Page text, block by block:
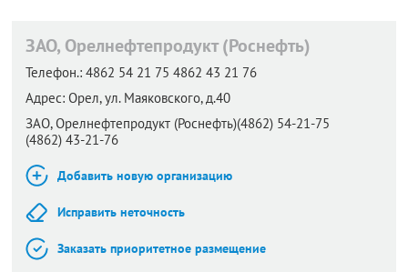
ЗАО, Орелнефтепродукт (Роснефть)
Телефон.: 4862 54 21 75 4862 43 21 76
Адрес: Орел,ул. Маяковского, д.40
ЗАО, Орелнефтепродукт (Роснефть)(4862) 54-21-75
(4862) 43-21-76
Добавить новую организацию
Исправить неточность
Заказать приоритетное размещение